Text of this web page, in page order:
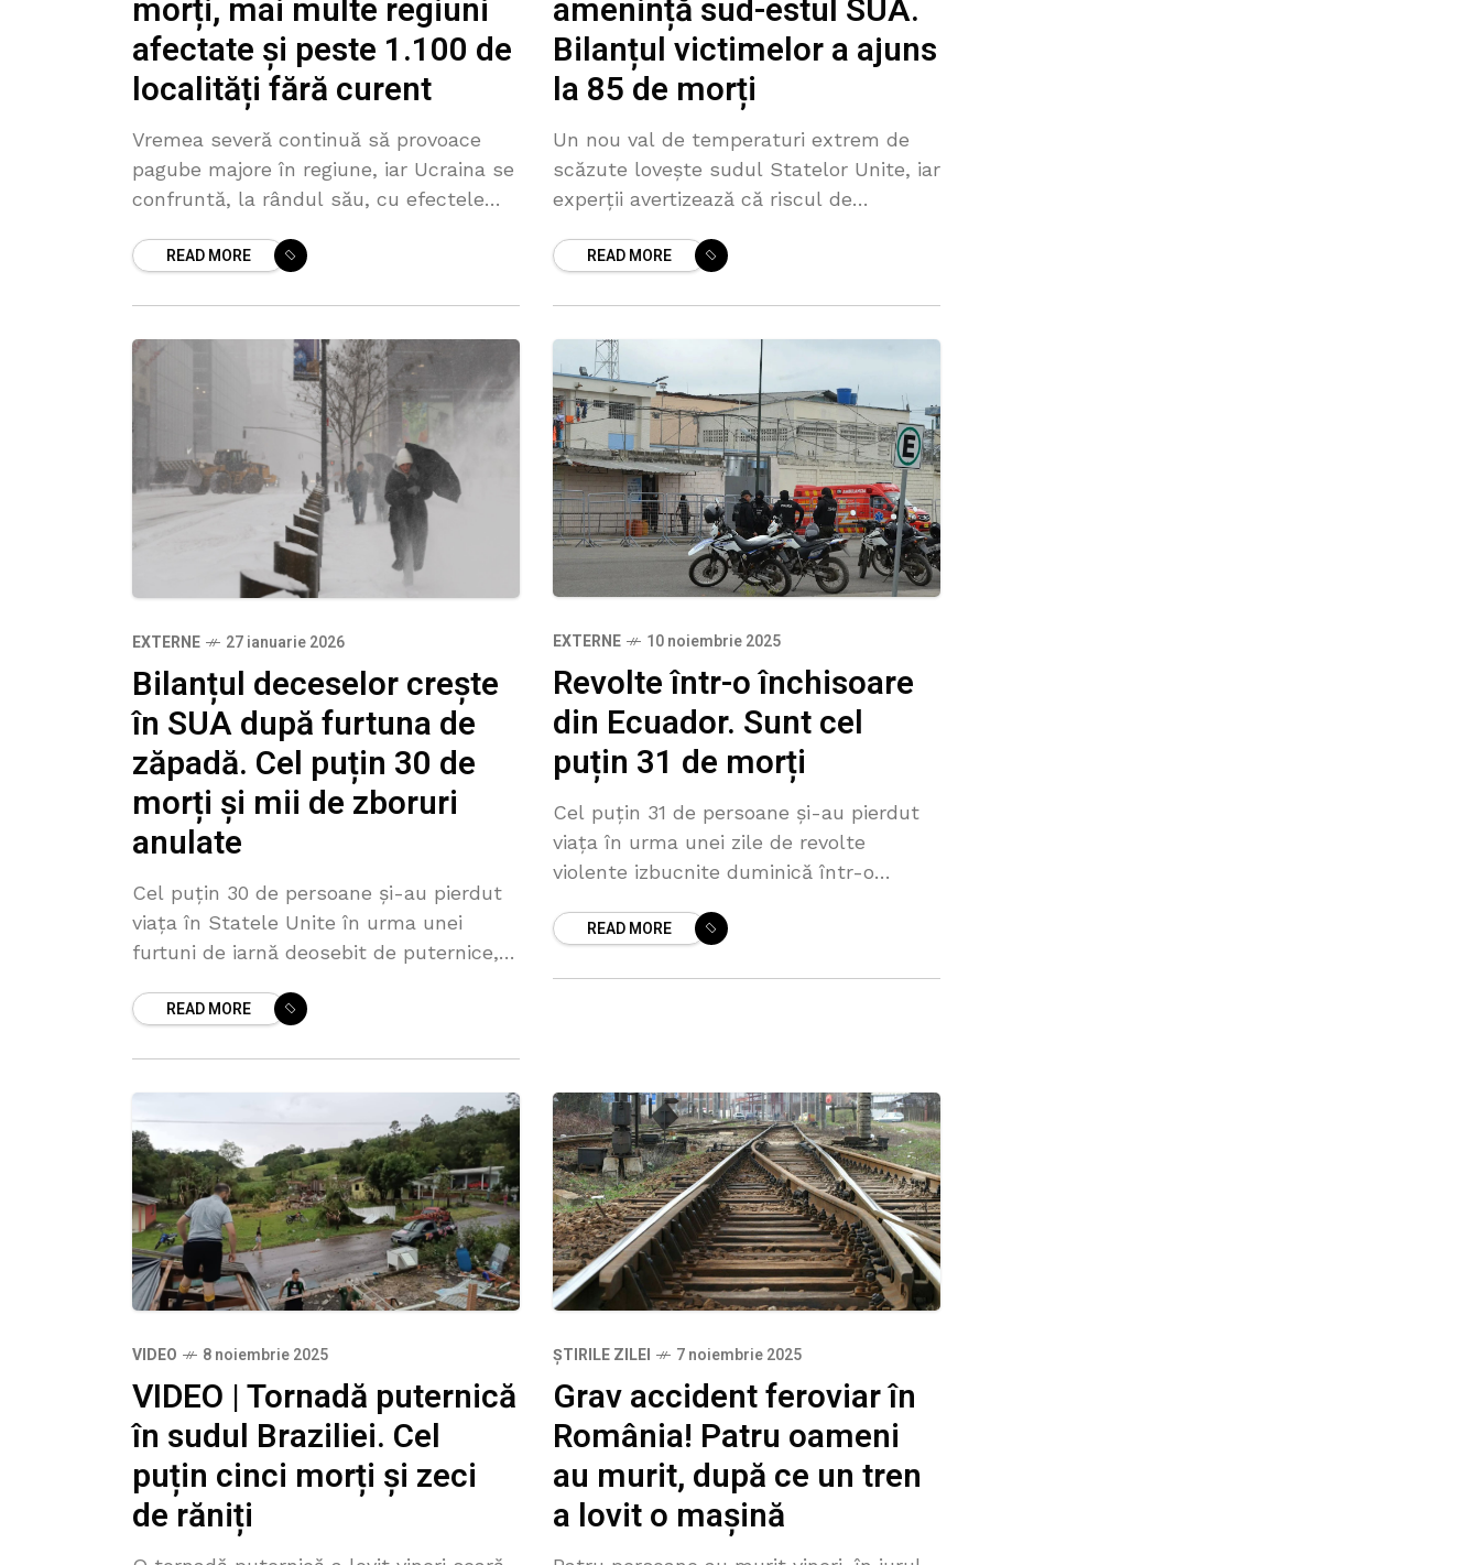
morți, mai multe regiuni
afectate și peste 1.100 de
localități fără curent
Vremea severă continuă să provoace
pagube majore în regiune, iar Ucraina se
confruntă, la rândul său, cu efectele
autorităților, două persoane și-au
READ MORE
amenință sud-estul SUA.
Bilanțul victimelor a ajuns
la 85 de morți
Un nou val de temperaturi extrem de
scăzute lovește sudul Statelor Unite, iar
experții avertizează că riscul de
locuitorii din Mississippi și Tennessee,
READ MORE
EXTERNE 27 ianuarie 2026
Bilanțul deceselor crește
în SUA după furtuna de
zăpadă. Cel puțin 30 de
morți și mii de zboruri
anulate
Cel puțin 30 de persoane și-au pierdut
viața în Statele Unite în urma unei
furtuni de iarnă deosebit de puternice,
temperaturi extrem de
READ MORE
EXTERNE 10 noiembrie 2025
Revolte într-o închisoare
din Ecuador. Sunt cel
puțin 31 de morți
Cel puțin 31 de persoane și-au pierdut
viața în urma unei zile de revolte
violente izbucnite duminică într-o
anunțat agenția penitenciarelor SNAI.
READ MORE
VIDEO 8 noiembrie 2025
VIDEO | Tornadă puternică
în sudul Braziliei. Cel
puțin cinci morți și zeci
de răniți
ȘTIRILE ZILEI 7 noiembrie 2025
Grav accident feroviar în
România! Patru oameni
au murit, după ce un tren
a lovit o maşină